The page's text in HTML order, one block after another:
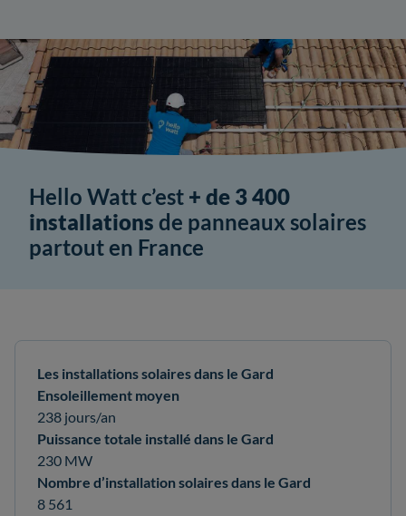
Hello Watt c’est + de 3 400
installations de panneaux solaires
partout en France
Les installations solaires dans le Gard
Ensoleillement moyen
238 jours/an
Puissance totale installé dans le Gard
230 MW
Nombre d’installation solaires dans le Gard
8 561